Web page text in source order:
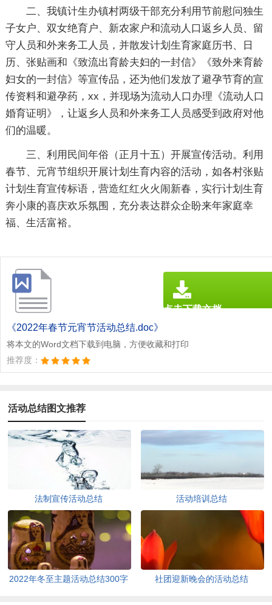
二、我镇计生办镇村两级干部充分利用节前慰问独生
子女户、双女绝育户、新农家户和流动人口返乡人员、留
守人员和外来务工人员，并散发计划生育家庭历书、日
历、张贴画和《致流出育龄夫妇的一封信》《致外来育龄
妇女的一封信》等宣传品，还为他们发放了避孕节育的宣
传资料和避孕药，xx，并现场为流动人口办理《流动人口
婚育证明》，让返乡人员和外来务工人员感受到政府对他
们的温暖。
三、利用民间年俗（正月十五）开展宣传活动。利用
春节、元宵节组织开展计划生育内容的活动，如各村张贴
计划生育宣传标语，营造红红火火闹新春，实行计划生育
奔小康的喜庆欢乐氛围，充分表达群众企盼来年家庭幸
福、生活富裕。
《2022年春节元宵节活动总结.doc》
将本文的Word文档下载到电脑，方便收藏和打印
推荐度：
点击下载文档
活动总结图文推荐
法制宣传活动总结 活动培训总结
2022年冬至主题活动总结300字
社团迎新晚会的活动总结